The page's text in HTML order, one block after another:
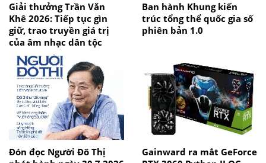
Giải thưởng Trần Văn
Khê 2026: Tiếp tục gìn
giữ, trao truyền giá trị
của âm nhạc dân tộc
Ban hành Khung kiến
trúc tổng thể quốc gia số
phiên bản 1.0
Đón đọc Người Đô Thị
Gainward ra mắt GeForce